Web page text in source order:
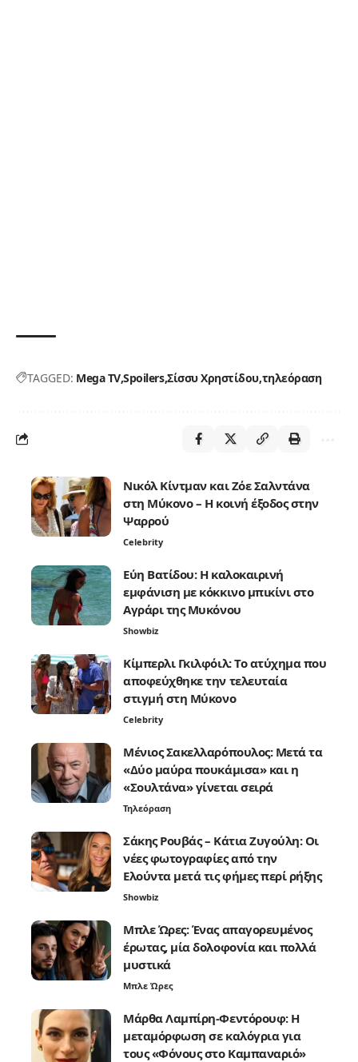
TAGGED: Mega TVSpoilersΣίσσυ Χρηστίδου τηλεόραση
Νικόλ Κίντμαν και Ζόε Σαλντάνα
στη Μύκονο – Η κοινή έξοδος στην
Ψαρρού
Celebrity
Εύη Βατίδου: Η καλοκαιρινή
εμφάνιση με κόκκινο μπικίνι στο
Αγράρι της Μυκόνου
Showbiz
Κίμπερλι Γκιλφόιλ: Το ατύχημα που
αποφεύχθηκε την τελευταία
στιγμή στη Μύκονο
Celebrity
Μένιος Σακελλαρόπουλος: Μετά τα
«Δύο μαύρα πουκάμισα» και η
«Σουλτάνα» γίνεται σειρά
Τηλεόραση
Σάκης Ρουβάς – Κάτια Ζυγούλη: Οι
νέες φωτογραφίες από την
Ελούντα μετά τις φήμες περί ρήξης
Showbiz
Μπλε Ώρες: Ένας απαγορευμένος
έρωτας, μία δολοφονία και πολλά
μυστικά
Μπλε Ώρες
Μάρθα Λαμπίρη-Φεντόρουφ: Η
μεταμόρφωση σε καλόγρια για
τους «Φόνους στο Καμπαναριό»